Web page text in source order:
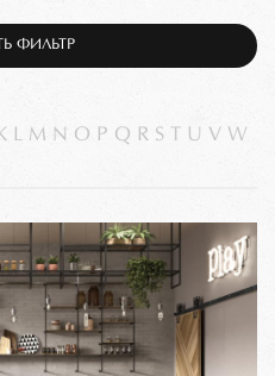
ФИЛЬТР
K L M N O P Q R S U V W